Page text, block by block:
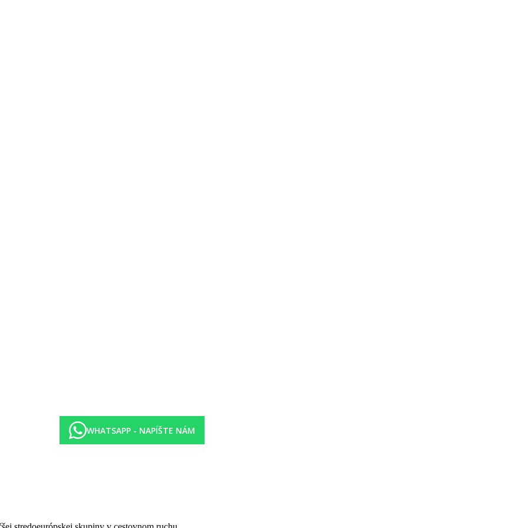
kávovar, trezor.
Grand Baie
a nemotorizované vodné športy
WHATSAPP - NAPÍŠTE NÁM